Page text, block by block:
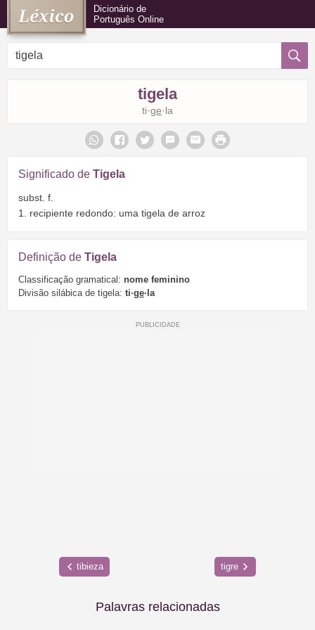
Dicionário de
Português Online
tigela
ti·ge·la
Significado de Tigela
subst. f.
1. recipiente redondo: uma tigela de arroz
Definição de Tigela
Classificação gramatical: nome feminino
Divisão silábica de tigela: ti·ge·la
tibieza tigre
Palavras relacionadas